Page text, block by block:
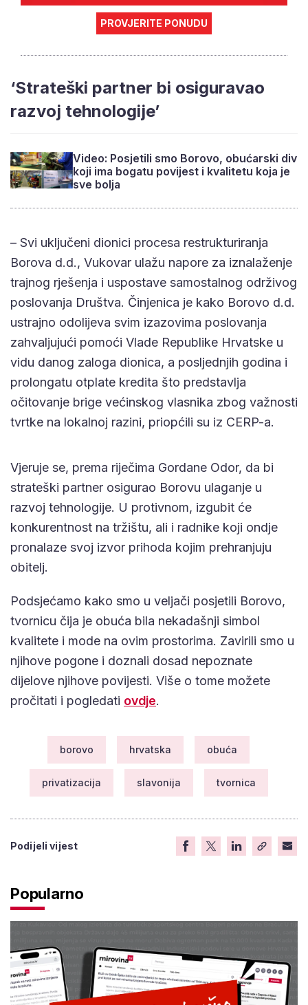
PROVJERITE PONUDU
‘Strateški partner bi osiguravao
razvoj tehnologije’
Video: Posjetili smo Borovo, obućarski div
koji ima bogatu povijest i kvalitetu koja je
sve bolja
– Svi uključeni dionici procesa restrukturiranja
Borova d.d., Vukovar ulažu napore za iznalaženje
trajnog rješenja i uspostave samostalnog održivog
poslovanja Društva. Činjenica je kako Borovo d.d.
ustrajno odolijeva svim izazovima poslovanja
zahvaljujući pomoći Vlade Republike Hrvatske u
vidu danog zaloga dionica, a posljednjih godina i
prolongatu otplate kredita što predstavlja
očitovanje brige većinskog vlasnika zbog važnosti
tvrtke na lokalnoj razini, priopćili su iz CERP-a.
Vjeruje se, prema riječima Gordane Odor, da bi
strateški partner osigurao Borovu ulaganje u
razvoj tehnologije. U protivnom, izgubit će
konkurentnost na tržištu, ali i radnike koji ondje
pronalaze svoj izvor prihoda kojim prehranjuju
obitelj.
Podsjećamo kako smo u veljači posjetili Borovo,
tvornicu čija je obuća bila nekadašnji simbol
kvalitete i mode na ovim prostorima. Zavirili smo u
njihove pogone i doznali dosad nepoznate
dijelove njihove povijesti. Više o tome možete
pročitati i pogledati ovdje.
borovo hrvatska obuća
privatizacija slavonija tvornica
Podijeli vijest
Popularno